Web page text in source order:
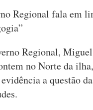
Regional fala em
Regional,
no Norte da
a questão